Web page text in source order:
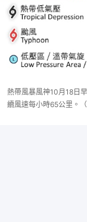
熱帶風暴風神10月18日
續風速每小時65公里。（